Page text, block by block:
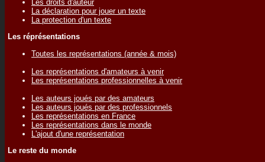
Les droits d'auteur
La déclaration pour jouer un texte
La protection d'un texte
Les réprésentations
Toutes les représentations (année & mois)
Les représentations d'amateurs à venir
Les représentations professionnelles à venir
Les auteurs joués par des amateurs
Les auteurs joués par des professionnels
Les représentations en France
Les représentations dans le monde
L'ajout d'une représentation
Le reste du monde